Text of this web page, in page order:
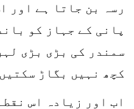
رسہ بن جاتا ہے اور
پانی کے جہاز کو
سمندر کی بڑی بڑی
کچھ نہیں بگاڑ
اب اور زیادہ اس